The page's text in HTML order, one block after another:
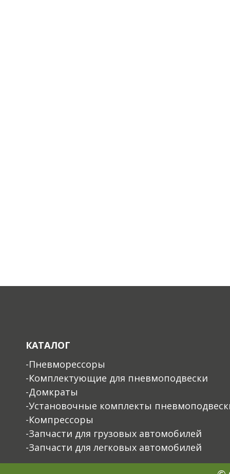
КАТАЛОГ
-Пневморессоры
-Комплектующие для пневмоподвески
-Домкраты
-Установочные комплекты
-Компрессоры
-Запчасти для грузовых автомобилей
-Запчасти для легковых автомобилей